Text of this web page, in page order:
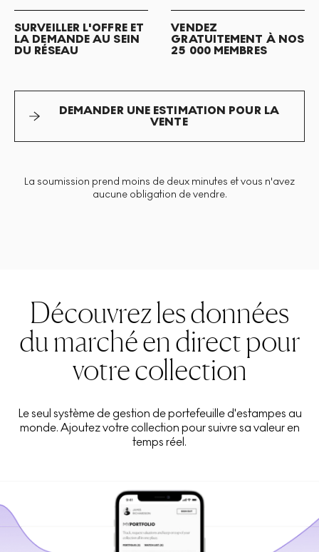
SURVEILLER L'OFFRE ET
LA DEMANDE AU SEIN
DU RÉSEAU
VENDEZ
GRATUITEMENT À NOS
25 000 MEMBRES
DEMANDER UNE ESTIMATION POUR LA
VENTE
La soumission prend moins de deux minutes et vous n'avez
aucune obligation de vendre.
Découvrez les données
du marché en direct pour
votre collection
Le seul système de gestion de portefeuille d'estampes au
monde. Ajoutez votre collection pour suivre sa valeur en
temps réel.